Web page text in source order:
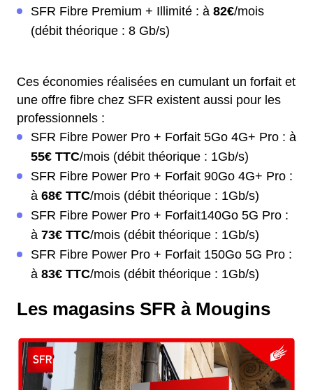
SFR Fibre Premium + Illimité : à 82€/mois
(débit théorique : 8 Gb/s)
Ces économies réalisées en cumulant un forfait et
une offre fibre chez SFR existent aussi pour les
professionnels :
SFR Fibre Power Pro + Forfait 5Go 4G+ Pro : à
55€ TTC/mois (débit théorique : 1Gb/s)
SFR Fibre Power Pro + Forfait 90Go 4G+ Pro :
à 68€ TTC/mois (débit théorique : 1Gb/s)
SFR Fibre Power Pro + Forfait140Go 5G Pro :
à 73€ TTC/mois (débit théorique : 1Gb/s)
SFR Fibre Power Pro + Forfait 150Go 5G Pro :
à 83€ TTC/mois (débit théorique : 1Gb/s)
Les magasins SFR à Mougins